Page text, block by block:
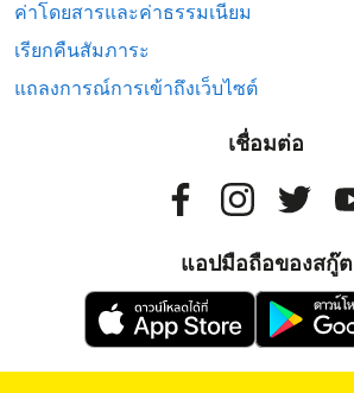
ค่าโดยสารและค่าธรรมเนียม
เรียกคืนสัมภาระ
แถลงการณ์การเข้าถึงเว็บไซต์
เชื่อมต่อ
แอปมือถือของสกู๊ต